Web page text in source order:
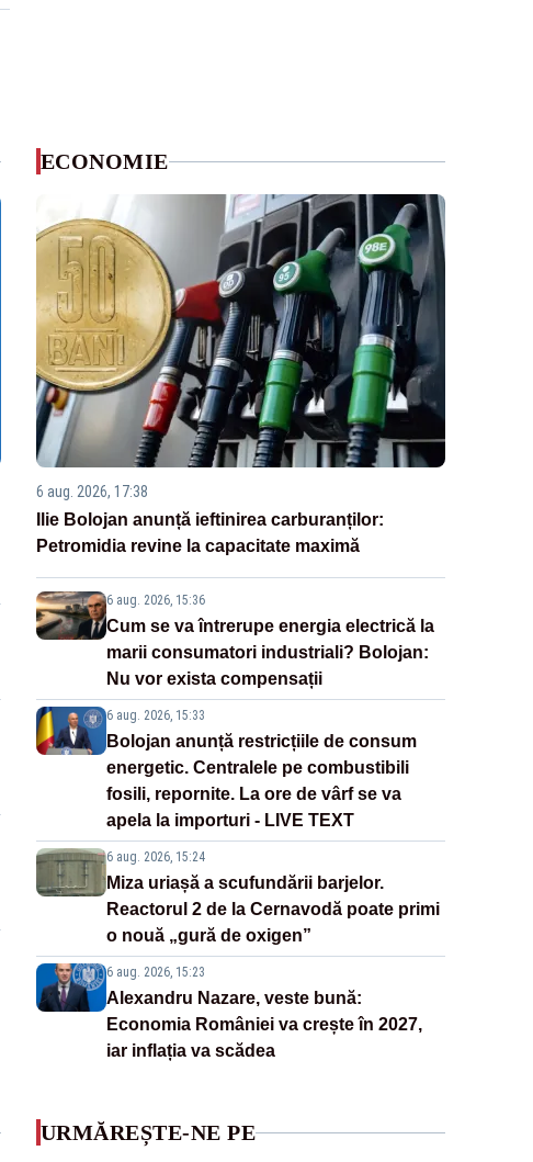
ECONOMIE
6 aug. 2026, 17:38
Ilie Bolojan anunță ieftinirea carburanților:
Petromidia revine la capacitate maximă
6 aug. 2026, 15:36
Cum se va întrerupe energia electrică la
marii consumatori industriali? Bolojan:
Nu vor exista compensații
6 aug. 2026, 15:33
Bolojan anunță restricțiile de consum
energetic. Centralele pe combustibili
fosili, repornite. La ore de vârf se va
apela la importuri - LIVE TEXT
6 aug. 2026, 15:24
Miza uriașă a scufundării barjelor.
Reactorul 2 de la Cernavodă poate primi
o nouă „gură de oxigen”
6 aug. 2026, 15:23
Alexandru Nazare, veste bună:
Economia României va crește în 2027,
iar inflația va scădea
URMĂREȘTE-NE PE